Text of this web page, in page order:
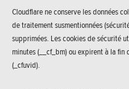
Cloudflare ne conserve les données
de traitement susmentionnées
supprimées. Les cookies de sécurité
minutes (__cf_bm) ou expirent à la
(_cfuvid).